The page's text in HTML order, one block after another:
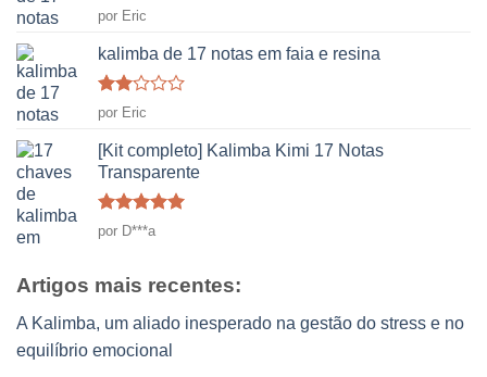
Classificado
como
5
por Eric
kalimba de 17 notas em faia e resina
Classificado
como
2
em
5
por Eric
[Kit completo] Kalimba Kimi 17 Notas
Transparente
Classificado
como
por D***a
Artigos mais recentes:
A Kalimba, um aliado inesperado na gestão do stress e no
equilíbrio emocional